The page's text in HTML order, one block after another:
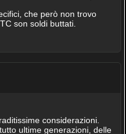
che però non trovo
son soldi buttati.
considerazioni.
ultime generazioni, delle